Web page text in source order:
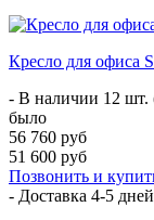
Кресло для офиса
- В наличии 12 шт.
было
56 760 руб
51 600 руб
Позвонить и
- Доставка 4-5 дней